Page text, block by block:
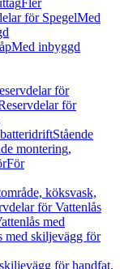
Fler
för SpegelMed
Med inbyggd
för
för
Stående
montering,
För
köksvask,
för Vattenlås
med
med skiljevägg för
för handfat,